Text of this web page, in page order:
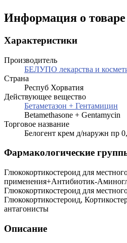
Информация о товаре
Характеристики
Производитель
БЕЛУПО лекарства и
Страна
Респуб Хорватия
Действующее вещество
Бетаметазон + Гентамицин
Betamethasone + Gentamycin
Торговое название
Белогент крем д/наружн пр
Фармакологические
Глюкокортикостероид для
применения+Антибиотик-
Глюкокортикостероид для
Глюкокортикостероид,
антагонисты
Описание